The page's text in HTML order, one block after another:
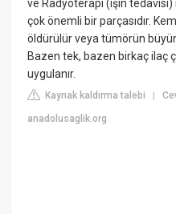
ve Radyoterapi (ışın
çok önemli bir parçasıdır.
öldürülür veya tümörün
Bazen tek, bazen birkaç ilaç
uygulanır.
Kaynak kaldırma talebi |
anadolusaglik.org